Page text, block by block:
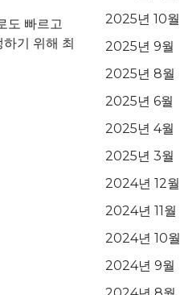
도 빠르고
기 위해 최
2025년 10월
2025년 9월
2025년 8월
2025년 6월
2025년 4월
2025년 3월
2024년 12월
2024년 11월
2024년 10월
2024년 9월